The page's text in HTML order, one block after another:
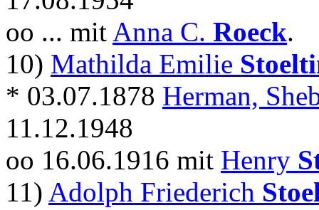
oo ... mit Anna C. Roeck.
10) Mathilda Emilie
* 03.07.1878 Herman,
11.12.1948
oo 16.06.1916 mit Henry
11) Adolph Friederich